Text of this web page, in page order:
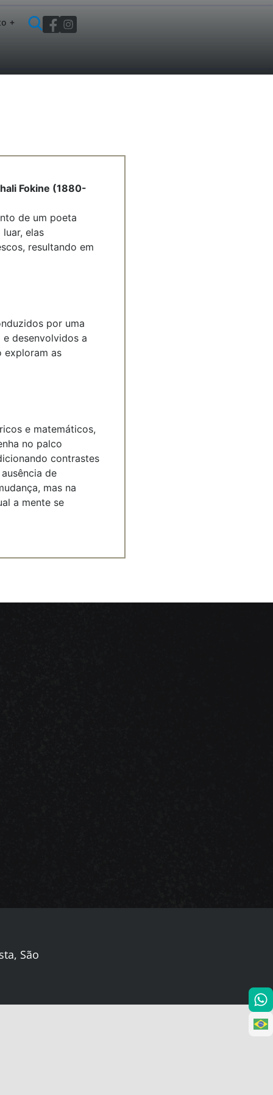
Fokine (1880-
de um poeta
elas
resultando em
por uma
desenvolvidos a
exploram as
e matemáticos,
no palco
contrastes
de
mas na
a mente se
São